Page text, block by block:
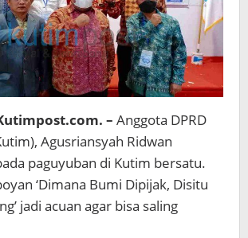
– Anggota DPRD
Agusriansyah Ridwan
paguyuban di Kutim bersatu.
‘Dimana Bumi Dipijak, Disitu
jadi acuan agar bisa saling